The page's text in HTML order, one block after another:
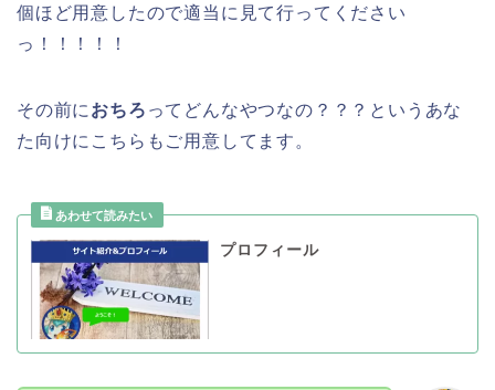
個ほど用意したので適当に見て行ってください
っ！！！！！
その前に おちろ ってどんなやつなの？？？というあな
た向けにこちらもご用意してます。
プロフィール